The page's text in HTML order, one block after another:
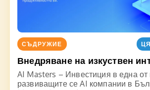
СЪДРУЖИЕ
Внедряване на изкуствен
AI Masters – Инвестиция в една от
развиващите се AI компании в